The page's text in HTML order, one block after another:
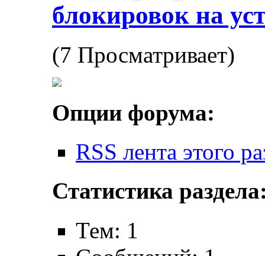
блокировок на
(7 Просматривает)
Опции форума:
RSS лента этого
Статистика
Тем: 1